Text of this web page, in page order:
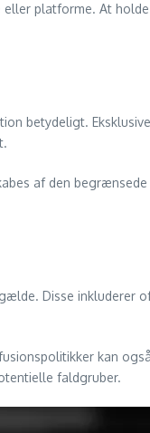
platforme. At
betydeligt.
af den
Disse inkluderer
kan
faldgruber.